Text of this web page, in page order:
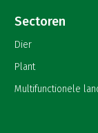
Sectoren
Dier
Plant
Multifunctionele